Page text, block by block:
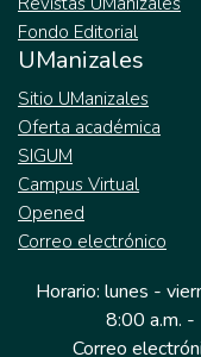
Fondo Editorial
UManizales
Sitio UManizales
Oferta académica
SIGUM
Campus Virtual
Opened
Correo electrónico
Horario: lunes -
8:00 a.m. -
Correo